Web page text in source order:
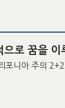
로 꿈을 이
포니아 주의